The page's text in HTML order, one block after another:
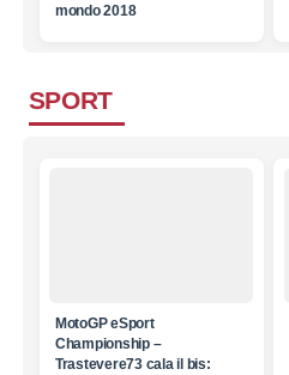
mondo 2018
SPORT
MotoGP eSport
Championship –
Trastevere73 cala il bis: